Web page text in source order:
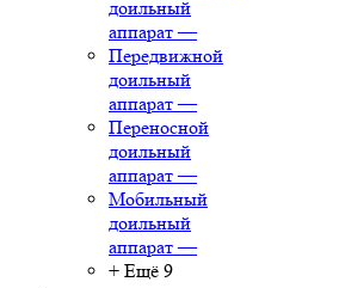
доильный
аппарат —
Передвижной
доильный
аппарат —
Переносной
доильный
аппарат —
Мобильный
доильный
аппарат —
+ Ещё 9